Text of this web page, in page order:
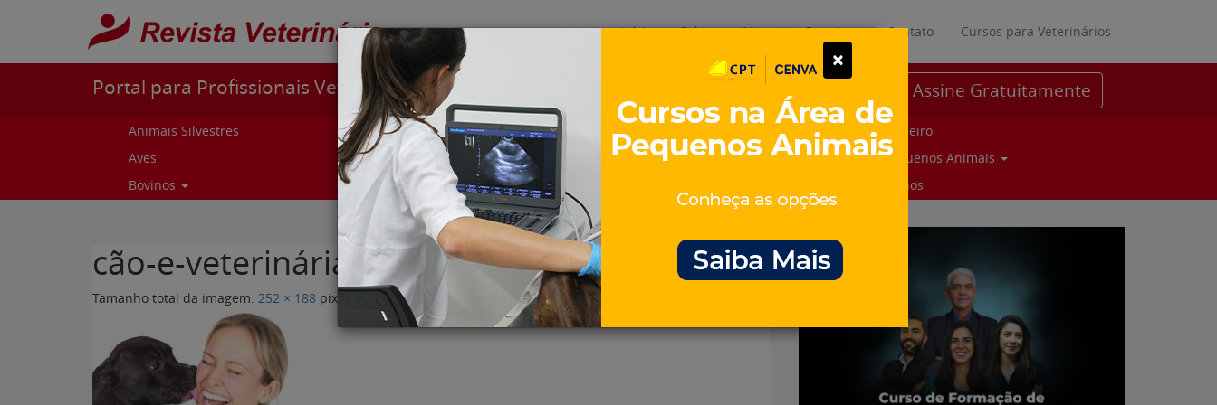
Pular para o conteúdo
Início Sobre Materiais Gratuitos Contato Cursos para Veterinários
Portal para Profissionais Veterinários Assine Gratuitamente
Animais Silvestres
Aves
Bovinos
Caprinos e ovinos
Curiosidades
Cursos e Eventos
Equinos
Parceiro
Pequenos Animais
Suinos
cão-e-veterinária-novo.jpg
Tamanho total da imagem: 252 × 188 pixels
×